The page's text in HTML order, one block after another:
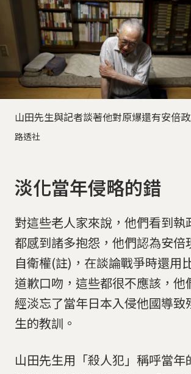
山田先生與記者談著他對原爆還有安倍
路透社
淡化當年侵略的錯
對這些老人家來說，他們看到執
都感到諸多抱怨，他們認為安倍
自衛權(註)，在談論戰爭時還用
道歉口吻，這些都很不應該，他
經淡忘了當年日本入侵他國導致
生的教訓。
山田先生用「殺人犯」稱呼當年